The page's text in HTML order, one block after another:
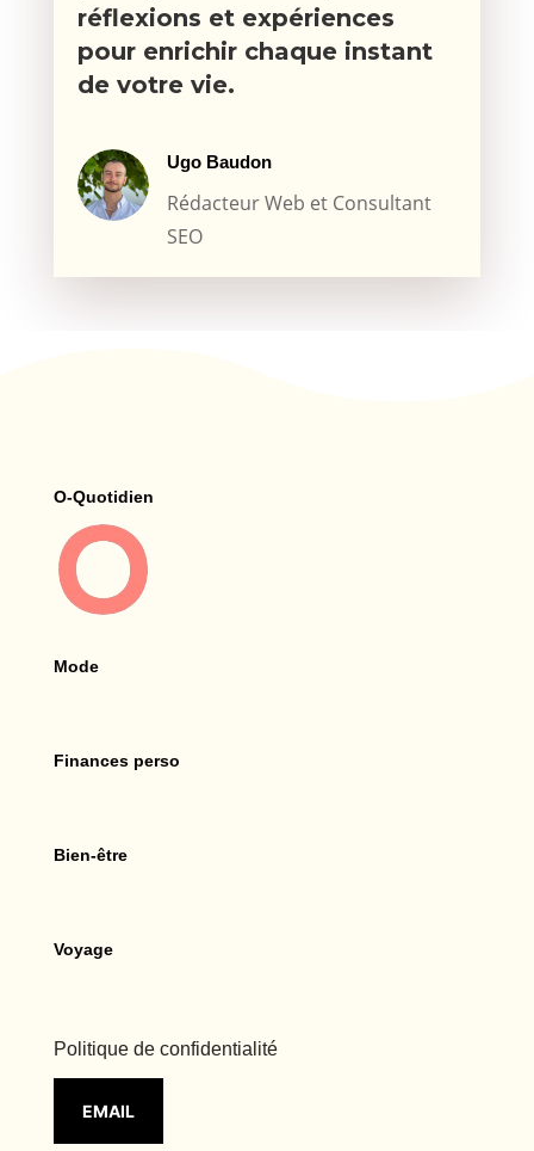
réflexions et expériences
pour enrichir chaque instant
de votre vie.
Ugo Baudon
Rédacteur Web et Consultant
SEO
O-Quotidien
Mode
Finances perso
Bien-être
Voyage
Politique de confidentialité
EMAIL